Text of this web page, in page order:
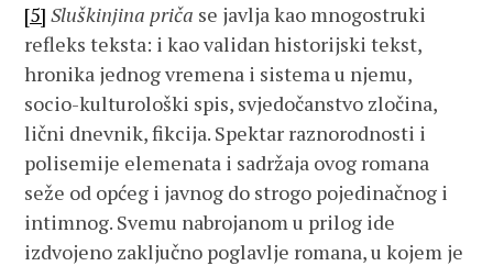
[5] Sluškinjina priča se javlja kao mnogostruki
refleks teksta: i kao validan historijski tekst,
hronika jednog vremena i sistema u njemu,
socio-kulturološki spis, svjedočanstvo zločina,
lični dnevnik, fikcija. Spektar raznorodnosti i
polisemije elemenata i sadržaja ovog romana
seže od općeg i javnog do strogo pojedinačnog i
intimnog. Svemu nabrojanom u prilog ide
izdvojeno zaključno poglavlje romana, u kojem je